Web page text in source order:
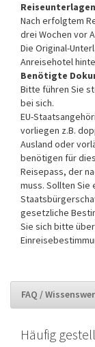
Reiseunterlagen
Nach erfolgtem
drei Wochen vor
Die Original-
Anreisehotel
Benötigte
Bitte führen Sie
bei sich.
EU-
vorliegen z.B.
Ausland oder
benötigen für
Reisepass, der
muss. Sollten Sie
gesetzliche
Sie sich bitte
FAQ /
Häufig